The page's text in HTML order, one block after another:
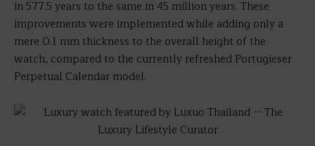
in 577.5 years to the same in 45 million years. These
improvements were implemented while adding only a
mere 0.1 mm thickness to the overall height of the
watch, compared to the currently refreshed Portugieser
Perpetual Calendar model.